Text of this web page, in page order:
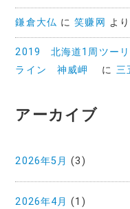
鎌倉大仏 に笑赚网 より
2019 北海道1周ツー
ライン 神威岬
に 三
アーカイブ
2026年5月 (3)
2026年4月 (1)